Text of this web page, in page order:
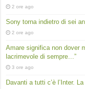
2 ore ago
Sony torna indietro di sei
2 ore ago
Amare significa non dover
lacrimevole di sempre…”
3 ore ago
Davanti a tutti c’è l’Inter.